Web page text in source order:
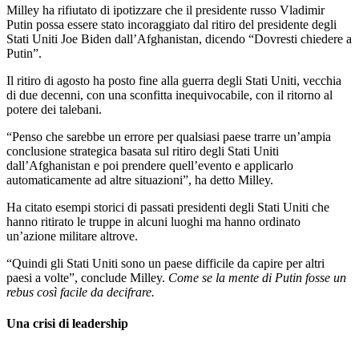
Milley ha rifiutato di ipotizzare che il presidente russo Vladimir
Putin possa essere stato incoraggiato dal ritiro del presidente degli
Stati Uniti Joe Biden dall’Afghanistan, dicendo “Dovresti chiedere a
Putin”.
Il ritiro di agosto ha posto fine alla guerra degli Stati Uniti, vecchia
di due decenni, con una sconfitta inequivocabile, con il ritorno al
potere dei talebani.
“Penso che sarebbe un errore per qualsiasi paese trarre un’ampia
conclusione strategica basata sul ritiro degli Stati Uniti
dall’Afghanistan e poi prendere quell’evento e applicarlo
automaticamente ad altre situazioni”, ha detto Milley.
Ha citato esempi storici di passati presidenti degli Stati Uniti che
hanno ritirato le truppe in alcuni luoghi ma hanno ordinato
un’azione militare altrove.
“Quindi gli Stati Uniti sono un paese difficile da capire per altri
paesi a volte”, conclude Milley. Come se la mente di Putin fosse un
rebus così facile da decifrare.
Una crisi di leadership